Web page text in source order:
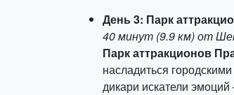
День 3: Парк
40 минут (9.9 км) от
Парк аттракционов
насладиться
дикари искатели